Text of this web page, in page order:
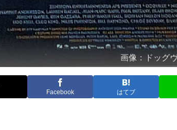
画像：ドッグ
Facebook はてブ